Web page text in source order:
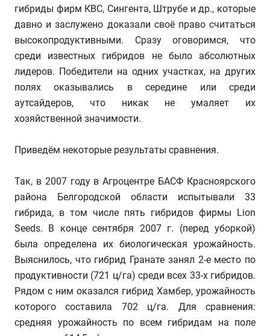
гибриды фирм КВС, Сингента, Штрубе и др., которые
давно и заслужено доказали своё право считаться
высокопродуктивными. Сразу оговоримся, что
среди известных гибридов не было абсолютных
лидеров. Победители на одних участках, на других
полях оказывались в середине или среди
аутсайдеров, что никак не умаляет их
хозяйственной значимости.
Приведём некоторые результаты сравнения.
Так, в 2007 году в Агроцентре БАСФ Красноярского
района Белгородской области испытывали 33
гибрида, в том числе пять гибридов фирмы Lion
Seeds. В конце сентября 2007 г. (перед уборкой)
была определена их биологическая урожайность.
Выяснилось, что гибрид Гранате занял 2-е место по
продуктивности (721 ц/га) среди всех 33-х гибридов.
Рядом с ним оказался гибрид Хамбер, урожайность
которого составила 702 ц/га. Для сравнения:
средняя урожайность по всем гибридам на поле